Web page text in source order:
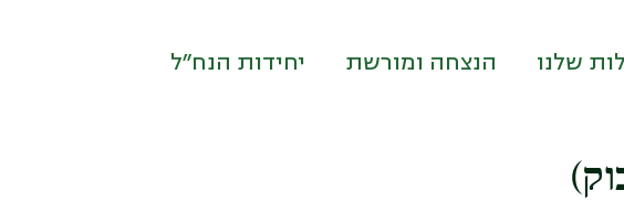
שלנו הנצחה ומורשת יחידות הנח״ל